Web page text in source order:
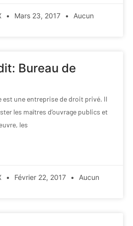
Mars 23, 2017
Aucun
Bureau de
est une entreprise de droit privé. Il
les maîtres d’ouvrage publics et
les
Février 22, 2017
Aucun